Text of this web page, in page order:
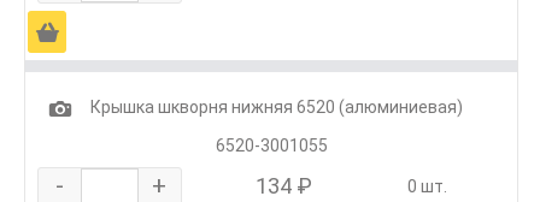
Ä
1
Крышка шкворня нижняя 6520 (алюминиевая)
6520-3001055
- + 134 ₽ 0 шт.